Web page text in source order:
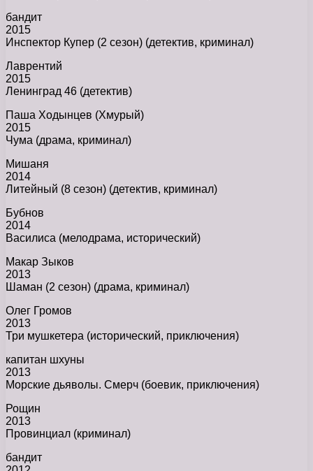
бандит
2015
Инспектор Купер (2 сезон) (детектив, криминал)
Лаврентий
2015
Ленинград 46 (детектив)
Паша Ходынцев (Хмурый)
2015
Чума (драма, криминал)
Мишаня
2014
Литейный (8 сезон) (детектив, криминал)
Бубнов
2014
Василиса (мелодрама, исторический)
Макар Зыков
2013
Шаман (2 сезон) (драма, криминал)
Олег Громов
2013
Три мушкетера (исторический, приключения)
капитан шхуны
2013
Морские дьяволы. Смерч (боевик, приключения)
Рощин
2013
Провинциал (криминал)
бандит